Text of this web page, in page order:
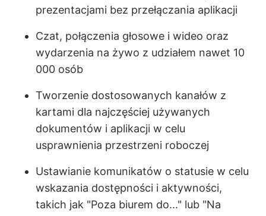
prezentacjami bez przełączania aplikacji
Czat, połączenia głosowe i wideo oraz
wydarzenia na żywo z udziałem nawet 10
000 osób
Tworzenie dostosowanych kanałów z
kartami dla najczęściej używanych
dokumentów i aplikacji w celu
usprawnienia przestrzeni roboczej
Ustawianie komunikatów o statusie w celu
wskazania dostępności i aktywności,
takich jak "Poza biurem do..." lub "Na